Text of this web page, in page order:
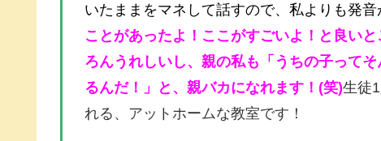
いたままをマネして話すので、私よりも発音
ことがあったよ！ここがすごいよ！と良い
ろんうれしいし、親の私も「うちの子ってそ
るんだ！」と、親バカになれます！(笑)生徒
れる、アットホームな教室です！